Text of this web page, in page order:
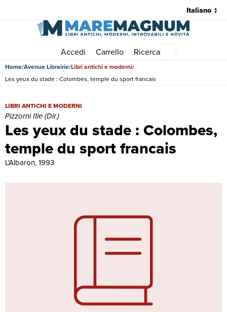
Accedi Carrello Ricerca
Home Avenue Librairie Libri antichi e moderni
Les yeux du stade : Colombes, temple du sport francais
Les yeux du stade : Colombes,
temple du sport francais
Les yeux du stade : Colombes, temple du sport francais | Libri
LIBRI ANTICHI E MODERNI
Pizzorni Itie (Dir.)
L'Albaron, 1993